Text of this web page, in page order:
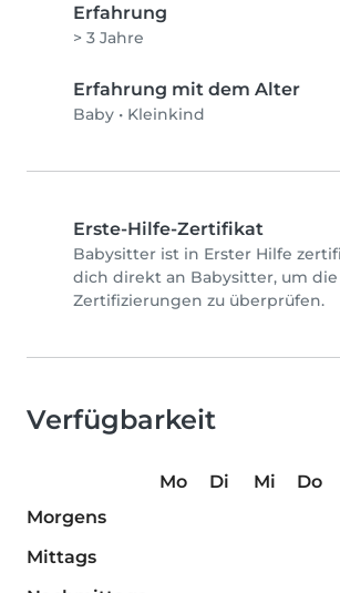
Erfahrung
> 3 Jahre
Erfahrung mit dem Alter
Baby • Kleinkind
Erste-Hilfe-Zertifikat
Babysitter ist in Erster Hilfe
dich direkt an Babysitter, um die
Zertifizierungen zu überprüfen.
Verfügbarkeit
Mo Di Mi Do
Morgens
Mittags